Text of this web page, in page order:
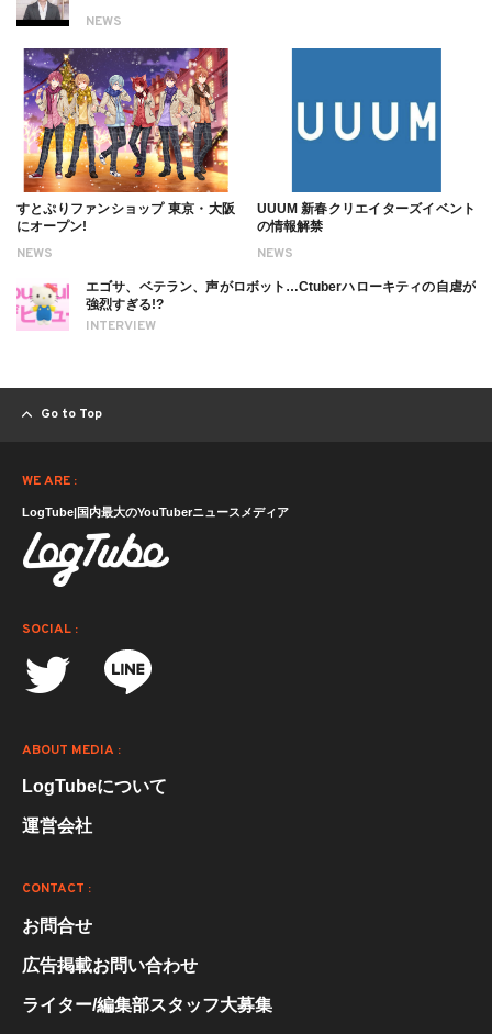
NEWS
NEWS
すとぷりファンショップ 東京・大阪
にオープン!
NEWS
UUUM 新春クリエイターズイベント
の情報解禁
INTERVIEW
エゴサ、ベテラン、声がロボット…Ctuberハローキティの自虐が
強烈すぎる!?
Go to Top
WE ARE :
LogTube|国内最大のYouTuberニュースメディア
SOCIAL :
ABOUT MEDIA :
LogTubeについて
運営会社
CONTACT :
お問合せ
広告掲載お問い合わせ
ライター/編集部スタッフ大募集